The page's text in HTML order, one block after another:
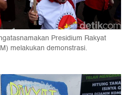
Presidium Rakyat
melakukan demonstrasi.